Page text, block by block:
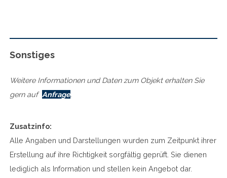
Sonstiges
Weitere Informationen und Daten zum Objekt erhalten Sie
gern aufAnfrage.
Zusatzinfo:
Alle Angaben und Darstellungen wurden zum Zeitpunkt ihrer
Erstellung auf ihre Richtigkeit sorgfältig geprüft. Sie dienen
lediglich als Information und stellen kein Angebot dar.